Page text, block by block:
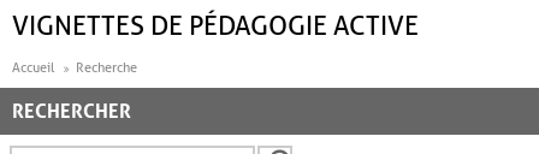
VIGNETTES DE PÉDAGOGIE ACTIVE
Accueil Recherche
RECHERCHER